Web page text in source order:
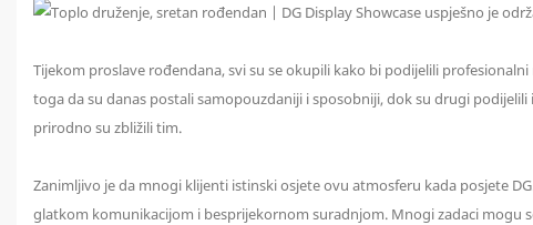
Tijekom proslave rođendana, svi su se okupili kako bi podijelili
toga da su danas postali samopouzdaniji i sposobniji, dok su drugi
prirodno su zbližili tim.
Zanimljivo je da mnogi klijenti istinski osjete ovu atmosferu kada posjete
glatkom komunikacijom i besprijekornom suradnjom. Mnogi zadaci